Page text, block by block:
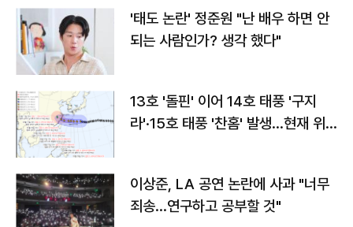
'태도 논란' 정준원 "난 배우 하면 안
되는 사람인가? 생각 했다"
13호 '돌핀' 이어 14호 태풍 '구지
라'·15호 태풍 '찬홈' 발생…현재 위
이상준, LA 공연 논란에 사과 "너무
죄송…연구하고 공부할 것"